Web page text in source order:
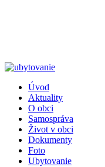
Päta
Úvod
Aktuality
O obci
Samospráva
Život v obci
Dokumenty
Foto
Ubytovanie